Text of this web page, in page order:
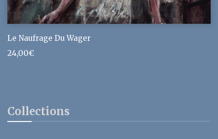
Collections
Le Naufrage Du Wager
24,00€